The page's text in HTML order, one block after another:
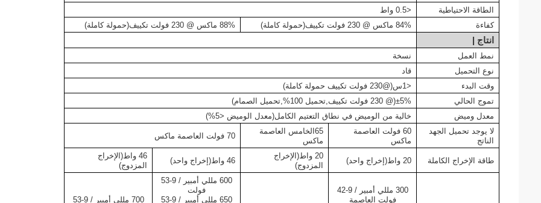
الطاقة الاحتياطية
<0.5 واط
كفاءة
84% ماكس @ 230 فولت تكييف(حمولة كاملة) 88% ماكس @ 230 فولت تكييف(حمولة كاملة)
انتاج |
نمط العمل
نسخة
نوع التحميل
قاد
وقت البدء
<1 س(@230 فولت تكييف حمولة كاملة)
تموج الحالي
±5%
(@ 230 فولت تكييف تحميل 100% تحميل الصمام)
معدل وميض
خالية من الوميض في نطاق التعتيم الكامل(معدل الوميض <5%
)
لا يوجد تحميل الجهد
الناتج
60 فولت
العاصمة
ماكس
65 الخامس
العاصمة
ماكس
70 فولت العاصمة ماكس
طاقة الإخراج الكاملة 20 واط (إخراج واحد)
20 واط
(الإخراج
المزدوج)
46 واط (إخراج واحد)
46 واط
(الإخراج
المزدوج)
300 مللي أمبير /
9-42
فولت العاصمة
600 مللي أمبير /
9-53
فولت
650 مللي أمبير
/
9-53 700 مللي أمبير /
9-53